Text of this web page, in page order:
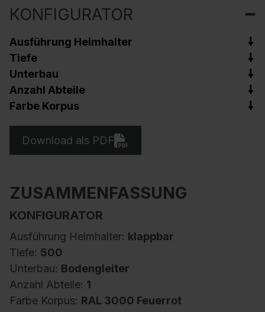
KONFIGURATOR
Ausführung Helmhalter
Tiefe
Unterbau
Anzahl Abteile
Farbe Korpus
Download als PDF
ZUSAMMENFASSUNG
KONFIGURATOR
Ausführung Helmhalter: klappbar
Tiefe: 500
Unterbau: Bodengleiter
Anzahl Abteile: 1
Farbe Korpus: RAL 3000 Feuerrot